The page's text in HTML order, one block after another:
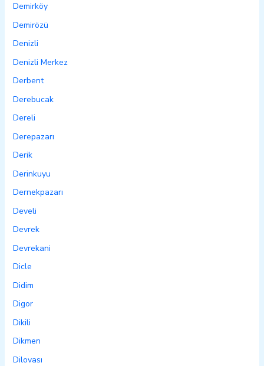
Demirköy
Demirözü
Denizli
Denizli Merkez
Derbent
Derebucak
Dereli
Derepazarı
Derik
Derinkuyu
Dernekpazarı
Develi
Devrek
Devrekani
Dicle
Didim
Digor
Dikili
Dikmen
Dilovası